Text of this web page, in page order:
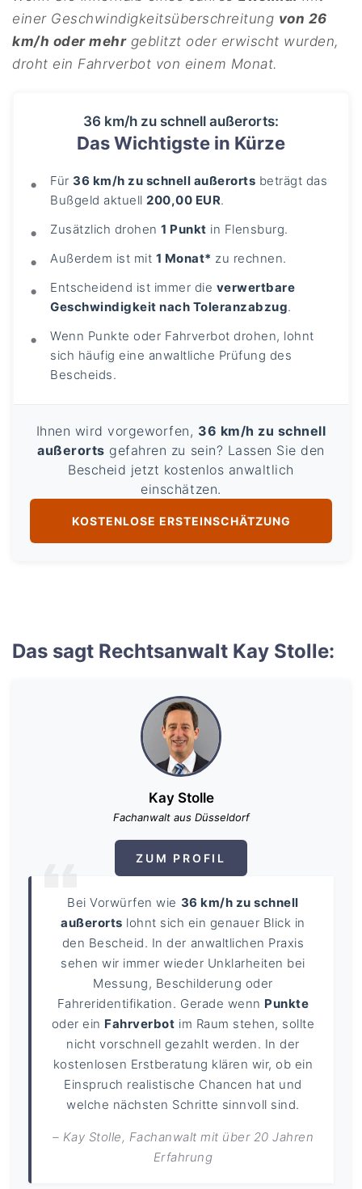
einer Geschwindigkeitsüberschreitung von 26
km/h oder mehrgeblitzt oder erwischt wurden,
droht ein Fahrverbot von einem Monat.
36 km/h zu schnell außerorts:
Das Wichtigste in Kürze
Für 36 km/h zu schnell außerorts beträgt das
Bußgeld aktuell200,00 EUR.
Zusätzlich drohen1 Punkt in Flensburg.
Außerdem ist mit 1 Monat* zu rechnen.
Entscheidend ist immer die verwertbare
Geschwindigkeit nach Toleranzabzug.
Wenn Punkte oder Fahrverbot drohen, lohnt
sich häufig eine anwaltliche Prüfung des
Bescheids.
Ihnen wird vorgeworfen, 36 km/h zu schnell
außerorts gefahren zu sein? Lassen Sie den
Bescheid jetzt kostenlos anwaltlich
einschätzen.
KOSTENLOSE ERSTEINSCHÄTZUNG
Das sagt Rechtsanwalt Kay Stolle:
Kay Stolle
Fachanwalt aus Düsseldorf
ZUM PROFIL
Bei Vorwürfen wie 36 km/h zu schnell
außerorts lohnt sich ein genauer Blick in
den Bescheid. In der anwaltlichen Praxis
sehen wir immer wieder Unklarheiten bei
Messung, Beschilderung oder
Fahreridentifikation. Gerade wenn Punkte
oder ein Fahrverbot im Raum stehen, sollte
nicht vorschnell gezahlt werden. In der
kostenlosen Erstberatung klären wir, ob ein
Einspruch realistische Chancen hat und
welche nächsten Schritte sinnvoll sind.
– Kay Stolle, Fachanwalt mit über 20 Jahren
Erfahrung